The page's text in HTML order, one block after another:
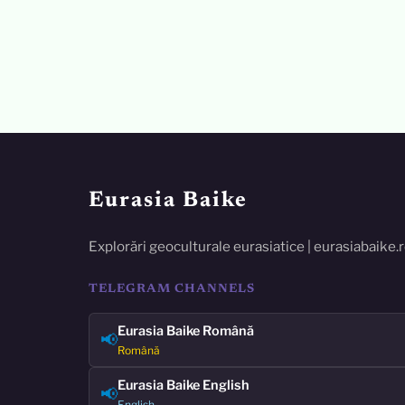
Eurasia Baike
Explorări geoculturale eurasiatice |
TELEGRAM CHANNELS
📢Eurasia Baike Română
Română
📢Eurasia Baike English